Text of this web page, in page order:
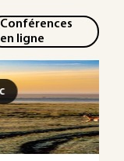
Conférences
en ligne